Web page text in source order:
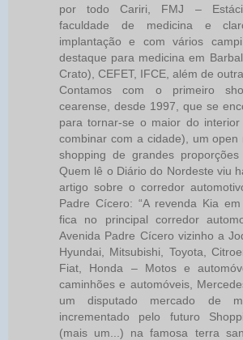
por todo Cariri, FMJ –
faculdade de medicina e
implantação e com vários
destaque para medicina em
Crato), CEFET, IFCE, além de
Contamos com o primeiro
cearense, desde 1997, que se
para tornar-se o maior do
combinar com a cidade), um open
shopping de grandes proporções
Quem lê o Diário do Nordeste viu
artigo sobre o corredor
Padre Cícero: “A revenda Kia
fica no principal corredor
Avenida Padre Cícero vizinho a
Hyundai, Mitsubishi, Toyota,
Fiat, Honda – Motos e
caminhões e automóveis,
um disputado mercado de
incrementado pelo futuro
(mais um...) na famosa terra